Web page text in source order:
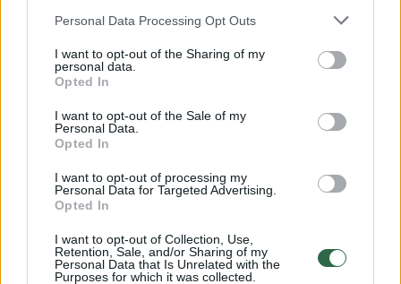
Personal Data Processing Opt Outs
I want to opt-out of the Sharing of my
personal data.
Opted In
I want to opt-out of the Sale of my
Personal Data.
Opted In
I want to opt-out of processing my
Personal Data for Targeted Advertising.
Opted In
I want to opt-out of Collection, Use,
Retention, Sale, and/or Sharing of my
Personal Data that Is Unrelated with the
Purposes for which it was collected.
Savaitės vidurys nusimato karštas: temperatūra kils iki
32 laipsnių šilumos
Ukrainos politikoje: jis yra neteisus
K. Prunskienės brolis prisiminė jaudinančią akimirką